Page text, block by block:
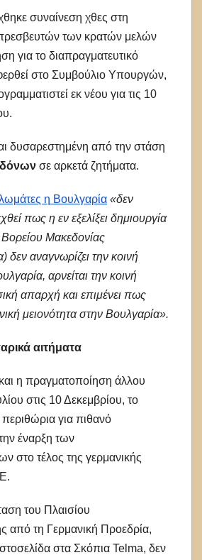
συναίνεση χθες στη
των κρατών μελών
για το διαπραγματευτικό
στο Συμβούλιο Υπουργών,
εκ νέου για τις 10
δυσαρεστημένη από την στάση
σε αρκετά ζητήματα.
η Βουλγαρία «δεν
πως η εν εξελίξει δημιουργία
Μακεδονίας
δεν αναγνωρίζει την κοινή
αρνείται την κοινή
απαρχή και επιμένει πως
μειονότητα στην Βουλγαρία».
αιτήματα
η πραγματοποίηση άλλου
στις 10 Δεκεμβρίου, το
για πιθανό
έναρξη των
στο τέλος της γερμανικής
του Πλαισίου
από τη Γερμανική Προεδρία,
στα Σκόπια Telma, δεν